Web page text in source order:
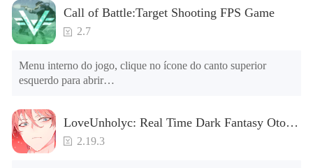
Call of Battle:Target Shooting FPS Game
2.7
Menu interno do jogo, clique no ícone do canto superior
esquerdo para abrir
2. O uso da moeda aumentará (por favor, não compre notas,
as notas serão reduzidas e não podem ser usadas após o
número negativo) [Nota] O jogo está sendo executado pela
primeira vez e solicitará o nível flutuante da janela flutuante,
LoveUnholyc: Real Time Dark Fantasy Otome
Romance
2.19.3